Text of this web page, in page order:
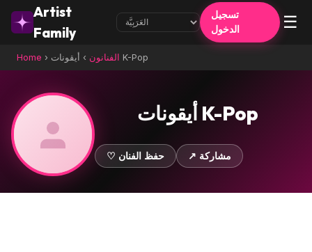
Artist
Family
تسجيل
الدخول
☰
Home › الفنانون › أيقونات K-Pop
أيقونات K-Pop
♡ حفظ الفنان ↗ مشاركة